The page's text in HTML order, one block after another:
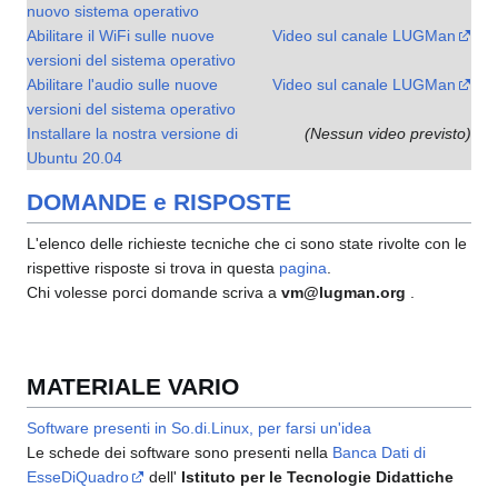
nuovo sistema operativo
Video sul canale LUGMan
Abilitare il WiFi sulle nuove
versioni del sistema operativo
Video sul canale LUGMan
Abilitare l'audio sulle nuove
versioni del sistema operativo
(Nessun video previsto)
Installare la nostra versione di
Ubuntu 20.04
DOMANDE e RISPOSTE
L'elenco delle richieste tecniche che ci sono state rivolte con le
rispettive risposte si trova in questa pagina
Chi volesse porci domande scriva a vm@lugman.org
MATERIALE VARIO
Software presenti in So.di.Linux, per farsi un'idea
Le schede dei software sono presenti nella Banca Dati di
EsseDiQuadro
dell' Istituto per le Tecnologie Didattiche